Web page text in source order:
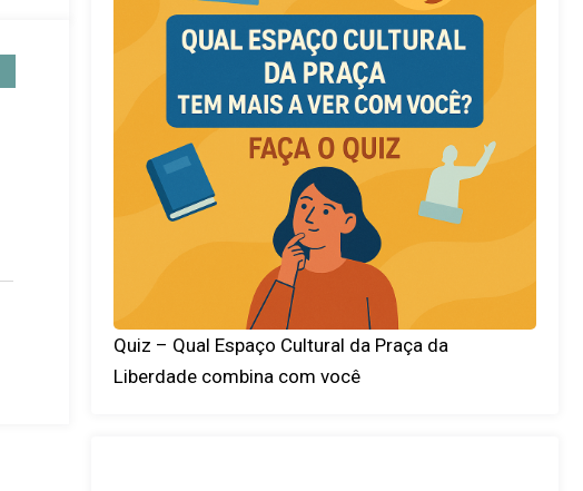
Quiz – Qual Espaço Cultural da Praça da
Liberdade combina com você